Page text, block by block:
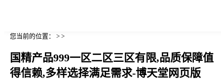
您当前的位置： > >
国精产品999一区二区三区有限,品质保障值
得信赖,多样选择满足需求-博天堂网页版